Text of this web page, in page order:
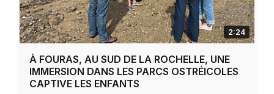
2:24
À FOURAS, AU SUD DE LA ROCHELLE, UNE
IMMERSION DANS LES PARCS OSTRÉICOLES
CAPTIVE LES ENFANTS